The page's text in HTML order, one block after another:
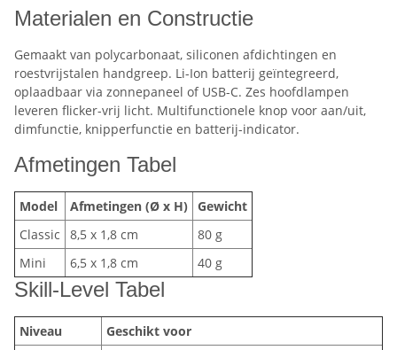
Materialen en Constructie
Gemaakt van polycarbonaat, siliconen afdichtingen en
roestvrijstalen handgreep. Li-Ion batterij geïntegreerd,
oplaadbaar via zonnepaneel of USB-C. Zes hoofdlampen
leveren flicker-vrij licht. Multifunctionele knop voor aan/uit,
dimfunctie, knipperfunctie en batterij-indicator.
Afmetingen Tabel
Model Afmetingen (Ø x H) Gewicht
Classic
8,5 x 1,8 cm
80 g
Mini
6,5 x 1,8 cm 40 g
Skill-Level Tabel
Niveau Geschikt voor